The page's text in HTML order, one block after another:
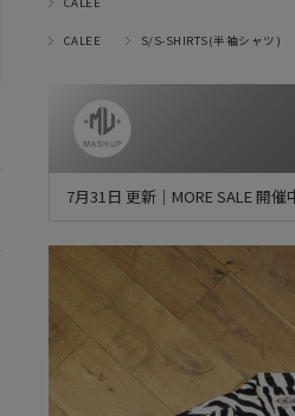
CALEE S/S-SHIRTS(半袖シャツ)
7月31日 更新｜MORE SALE 開